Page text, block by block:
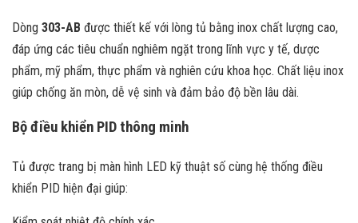
Dòng 303-AB được thiết kế với lòng tủ bằng inox chất lượng cao,
đáp ứng các tiêu chuẩn nghiêm ngặt trong lĩnh vực y tế, dược
phẩm, mỹ phẩm, thực phẩm và nghiên cứu khoa học. Chất liệu inox
giúp chống ăn mòn, dễ vệ sinh và đảm bảo độ bền lâu dài.
Bộ điều khiển PID thông minh
Tủ được trang bị màn hình LED kỹ thuật số cùng hệ thống điều
khiển PID hiện đại giúp: